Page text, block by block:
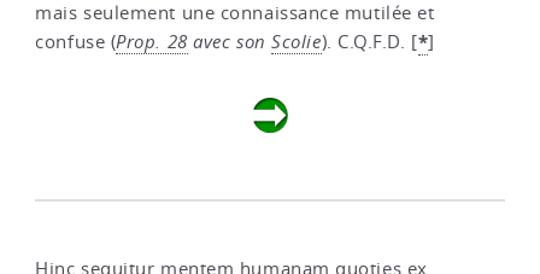
mais seulement une connaissance mutilée et
confuse (Prop. 28 avec sonScolie). C.Q.F.D. [*]
Hinc sequitur mentem humanam quoties ex